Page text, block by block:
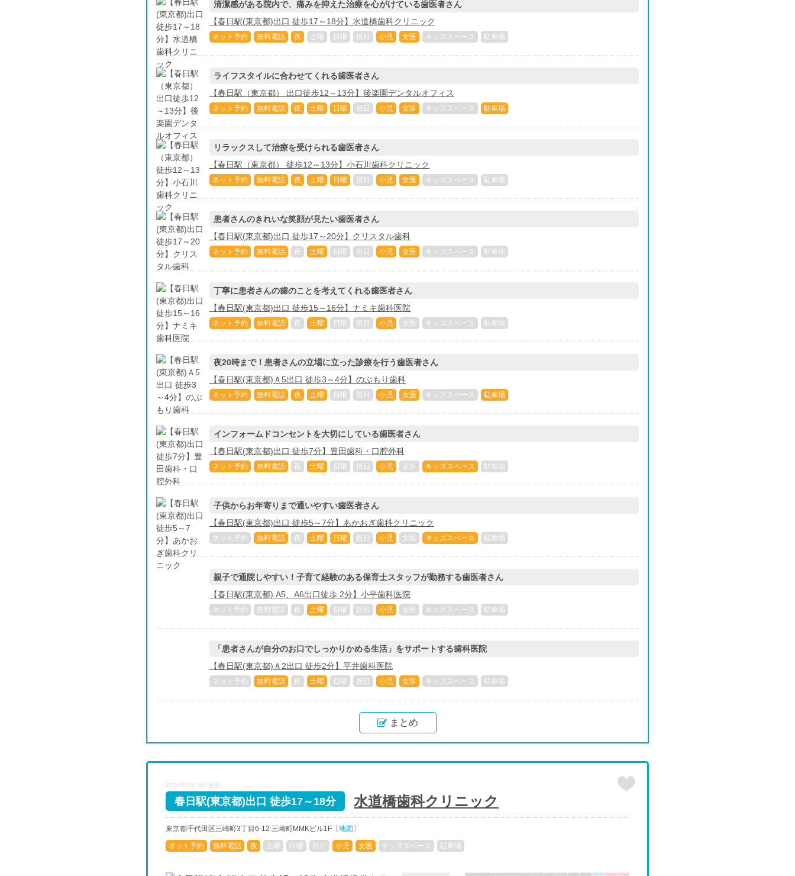
清潔感がある院内で、痛みを抑えた治療を心がけている歯医者さん
【春日駅(東京都)出口 徒歩17～18分】水道橋歯科クリニック
ネット予約 無料電話 夜 土曜 日曜 祝日 小児 女医 キッズスペース 駐車場
ライフスタイルに合わせてくれる歯医者さん
【春日駅（東京都） 出口徒歩12～13分】後楽園デンタルオフィス
ネット予約 無料電話 夜 土曜 日曜 祝日 小児 女医 キッズスペース 駐車場
リラックスして治療を受けられる歯医者さん
【春日駅（東京都） 徒歩12～13分】小石川歯科クリニック
ネット予約 無料電話 夜 土曜 日曜 祝日 小児 女医 キッズスペース 駐車場
患者さんのきれいな笑顔が見たい歯医者さん
【春日駅(東京都)出口 徒歩17～20分】クリスタル歯科
ネット予約 無料電話 夜 土曜 日曜 祝日 小児 女医 キッズスペース 駐車場
丁寧に患者さんの歯のことを考えてくれる歯医者さん
【春日駅(東京都)出口 徒歩15～16分】ナミキ歯科医院
ネット予約 無料電話 夜 土曜 日曜 祝日 小児 女医 キッズスペース 駐車場
夜20時まで！患者さんの立場に立った診療を行う歯医者さん
【春日駅(東京都)Ａ5出口 徒歩3～4分】のぶもり歯科
ネット予約 無料電話 夜 土曜 日曜 祝日 小児 女医 キッズスペース 駐車場
インフォームドコンセントを大切にしている歯医者さん
【春日駅(東京都)出口 徒歩7分】豊田歯科・口腔外科
ネット予約 無料電話 夜 土曜 日曜 祝日 小児 女医 キッズスペース 駐車場
子供からお年寄りまで通いやすい歯医者さん
【春日駅(東京都)出口 徒歩5～7分】あかおぎ歯科クリニック
ネット予約 無料電話 夜 土曜 日曜 祝日 小児 女医 キッズスペース 駐車場
親子で通院しやすい！子育て経験のある保育士スタッフが勤務する歯医者さん
【春日駅(東京都) A5、A6出口徒歩 2分】小平歯科医院
ネット予約 無料電話 夜 土曜 日曜 祝日 小児 女医 キッズスペース 駐車場
「患者さんが自分のお口でしっかりかめる生活」をサポートする歯科医院
【春日駅(東京都)Ａ2出口 徒歩2分】平井歯科医院
ネット予約 無料電話 夜 土曜 日曜 祝日 小児 女医 キッズスペース 駐車場
まとめ
2024年2月15日更新
水道橋歯科クリニック
春日駅(東京都)出口 徒歩17～18分
東京都千代田区三崎町3丁目6-12 三崎町MMKビル1F〔地図 〕
ネット予約 無料電話 夜 土曜 日曜 祝日 小児 女医 キッズスペース 駐車場